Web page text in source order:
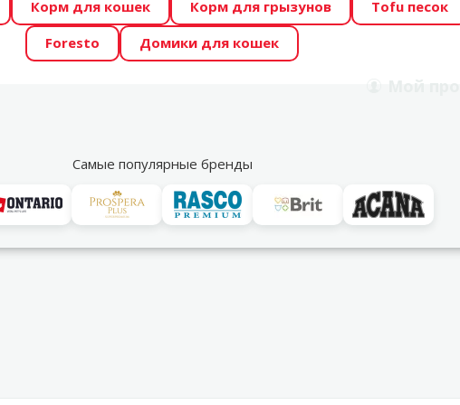
Dino Zoo предлагает отличные цены на ТОП-овые корма! 🍖
“GADA ŪSAIŅI”! Возможно Твой питомец станет звездой
Корм для кошек Корм для грызунов
Tofu песок
Foresto
Домики для кошек
Самые популярные бренды
Акции